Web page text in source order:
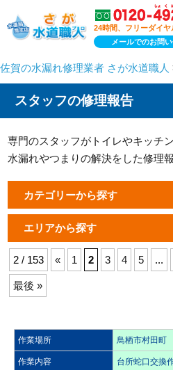
24時間、フリーダイヤ
メールでのお問
佐賀の水漏れ修理業者 さが水道職人
スタッフの修理報告
専門のスタッフがトイレやキッチ
水漏れやつまりの解決をした修理報
カテゴリーから探す
エリアから探す
2 / 153 « 1 2 3 4 5 ...
最後 »
作業場所 鳥栖市村田町
作業内容 台所蛇口交換